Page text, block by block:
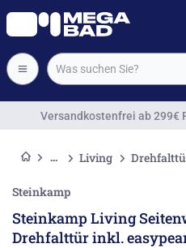
Living
Steinkamp
Steinkamp Living
Drehfalttür inkl.